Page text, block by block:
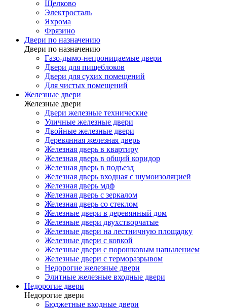
Щелково
Электросталь
Яхрома
Фрязино
Двери по назначению
Двери по назначению
Газо-дымо-непроницаемые двери
Двери для пищеблоков
Двери для сухих помещений
Для чистых помещений
Железные двери
Железные двери
Двери железные технические
Уличные железные двери
Двойные железные двери
Деревянная железная дверь
Железная дверь в квартиру
Железная дверь в общий коридор
Железная дверь в подъезд
Железная дверь входная с шумоизоляцией
Железная дверь мдф
Железная дверь с зеркалом
Железная дверь со стеклом
Железные двери в деревянный дом
Железные двери двухстворчатые
Железные двери на лестничную площадку
Железные двери с ковкой
Железные двери с порошковым напылением
Железные двери с терморазрывом
Недорогие железные двери
Элитные железные входные двери
Недорогие двери
Недорогие двери
Бюджетные входные двери